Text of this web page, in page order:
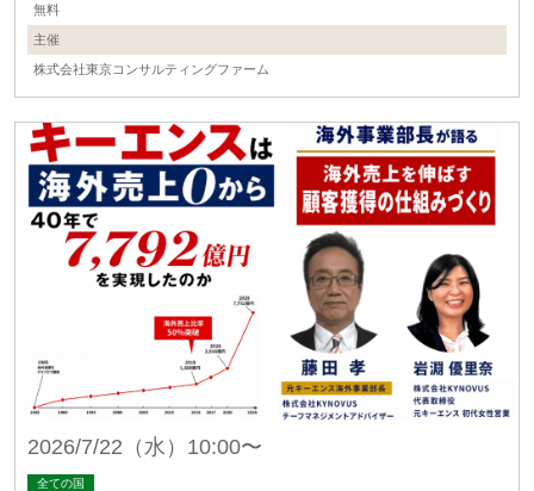
無料
主催
株式会社東京コンサルティングファーム
2026/7/22（水）10:00〜
全ての国